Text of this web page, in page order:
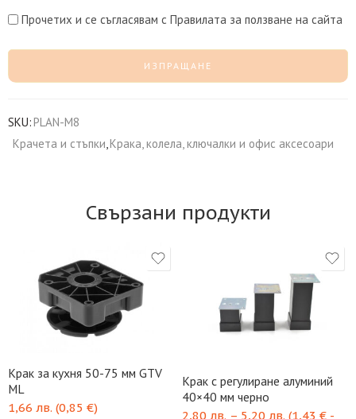
Прочетих и се съгласявам с Правилата за ползване на сайта
SKU:PLAN-M8
Крачета и стъпки,Крака, колела, ключалки и офис аксесоари
Свързани продукти
Крак за кухня 50-75 мм GTV
ML
1,66 лв. (0,85 €)
Крак с регулиране алуминий
40×40 мм черно
2,80 лв. – 5,20 лв. (1,43 € -